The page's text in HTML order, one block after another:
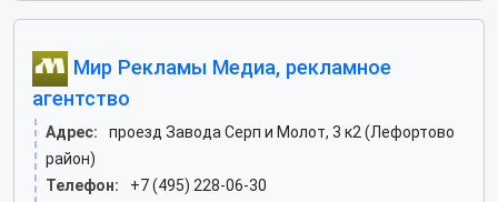
Мир Рекламы Медиа, рекламное
агентство
Адрес:
проезд Завода Серп и Молот, 3 к2 (Лефортово
район)
Телефон:
+7 (495) 228-06-30